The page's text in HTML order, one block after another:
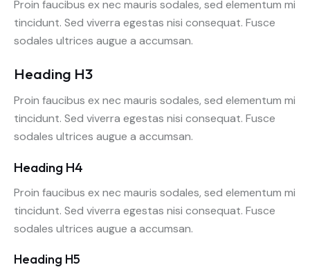
Proin faucibus ex nec mauris sodales, sed elementum mi
tincidunt. Sed viverra egestas nisi consequat. Fusce
sodales ultrices augue a accumsan.
Heading H3
Proin faucibus ex nec mauris sodales, sed elementum mi
tincidunt. Sed viverra egestas nisi consequat. Fusce
sodales ultrices augue a accumsan.
Heading H4
Proin faucibus ex nec mauris sodales, sed elementum mi
tincidunt. Sed viverra egestas nisi consequat. Fusce
sodales ultrices augue a accumsan.
Heading H5